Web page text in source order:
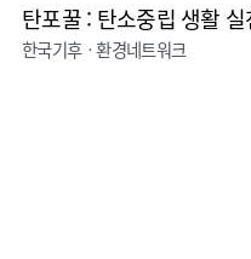
한국기후ㆍ환경네트워크